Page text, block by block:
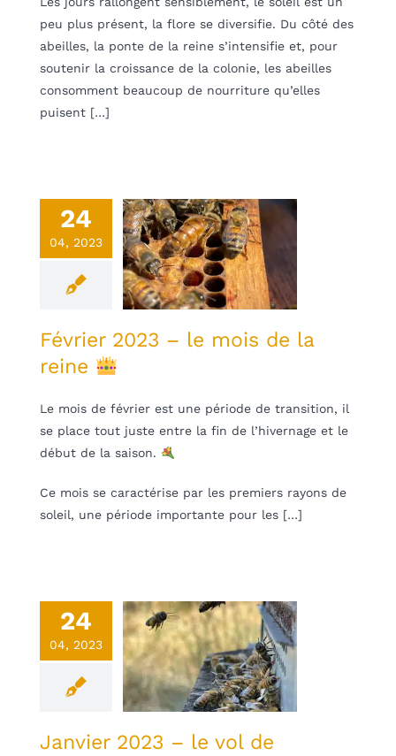
peu plus présent, la flore se diversifie. Du côté des
abeilles, la ponte de la reine s’intensifie et, pour
soutenir la croissance de la colonie, les abeilles
consomment beaucoup de nourriture qu’elles
puisent […]
24
04, 2023
2023 –
de la
Février 2023 – le mois de la
reine
Le mois de février est une période de transition, il
se place tout juste entre la fin de l’hivernage et le
début de la saison.
Ce mois se caractérise par les premiers rayons de
soleil, une période importante pour les […]
24
04, 2023
2023 –
vol de
Janvier 2023 – le vol de